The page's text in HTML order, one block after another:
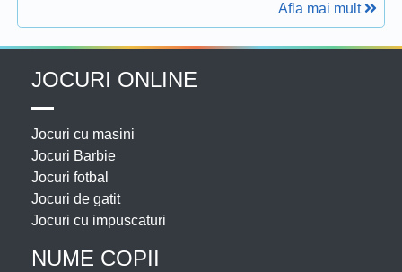
Afla mai mult
JOCURI ONLINE
Jocuri cu masini
Jocuri Barbie
Jocuri fotbal
Jocuri de gatit
Jocuri cu impuscaturi
NUME COPII